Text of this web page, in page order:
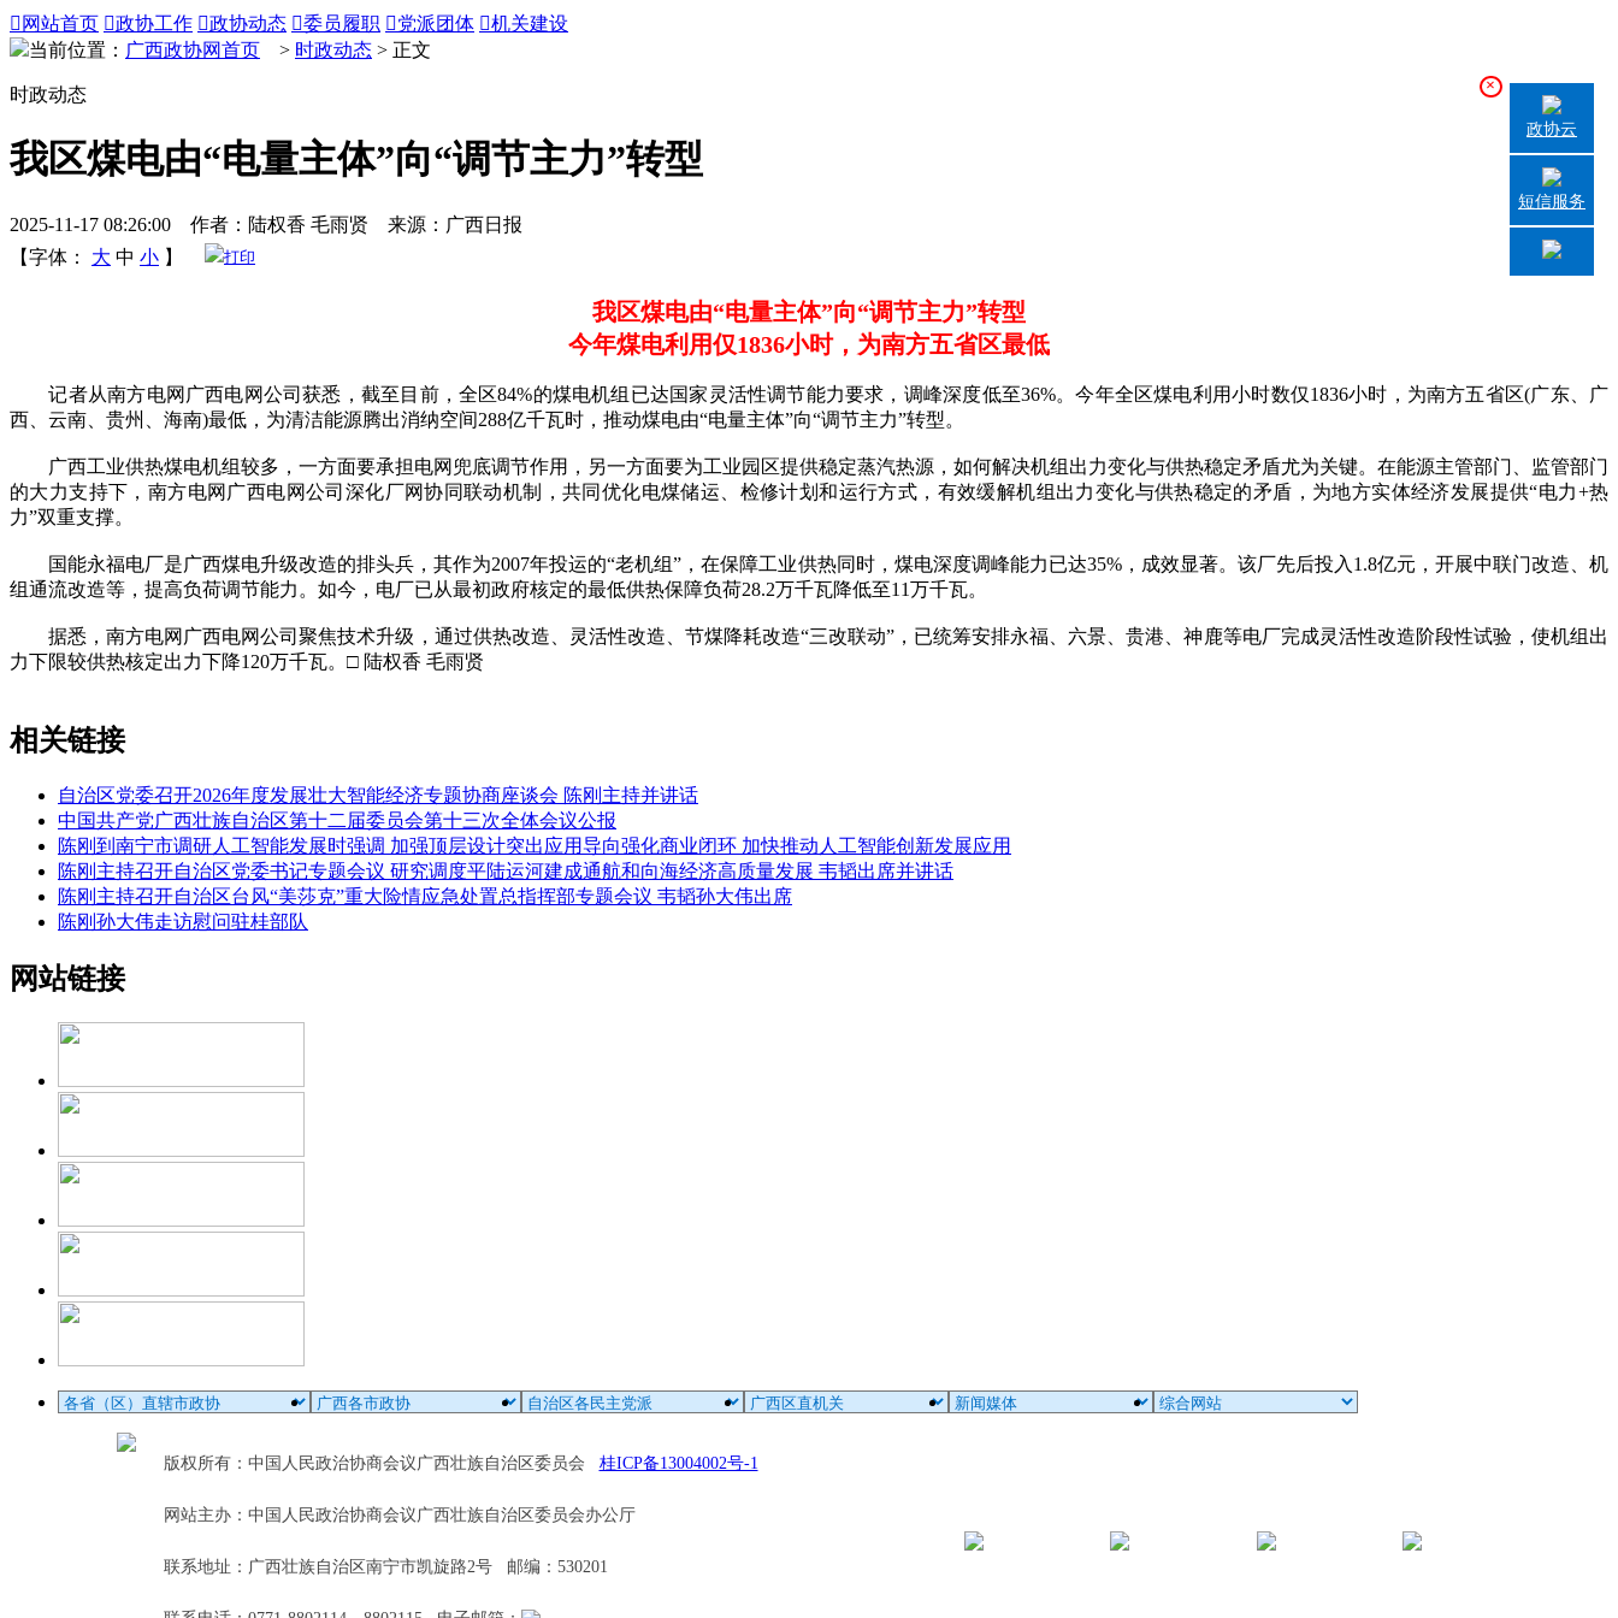
 网站首页 政协工作 政协动态 委员履职 党派团体 机关建设
当前位置： 广西政协网首页 > 时政动态 > 正文
时政动态
我区煤电由“电量主体”向“调节主力”转型
2025-11-17 08:26:00 作者：陆权香 毛雨贤 来源：广西日报
【字体：
大 中 小 】 打印
我区煤电由“电量主体”向“调节主力”转型
今年煤电利用仅1836小时，为南方五省区最低
记者从南方电网广西电网公司获悉，截至目前，全区84%的煤电机组已达国家灵活性调节能力要求，调峰深度低至36%。今年全区煤电利用小时数仅1836小时，为南方五省区(广东、广
西、云南、贵州、海南)最低，为清洁能源腾出消纳空间288亿千瓦时，推动煤电由“电量主体”向“调节主力”转型。
广西工业供热煤电机组较多，一方面要承担电网兜底调节作用，另一方面要为工业园区提供稳定蒸汽热源，如何解决机组出力变化与供热稳定矛盾尤为关键。在能源主管部门、监管部门
的大力支持下，南方电网广西电网公司深化厂网协同联动机制，共同优化电煤储运、检修计划和运行方式，有效缓解机组出力变化与供热稳定的矛盾，为地方实体经济发展提供“电力+热
力”双重支撑。
国能永福电厂是广西煤电升级改造的排头兵，其作为2007年投运的“老机组”，在保障工业供热同时，煤电深度调峰能力已达35%，成效显著。该厂先后投入1.8亿元，开展中联门改造、机
组通流改造等，提高负荷调节能力。如今，电厂已从最初政府核定的最低供热保障负荷28.2万千瓦降低至11万千瓦。
据悉，南方电网广西电网公司聚焦技术升级，通过供热改造、灵活性改造、节煤降耗改造“三改联动”，已统筹安排永福、六景、贵港、神鹿等电厂完成灵活性改造阶段性试验，使机组出
力下限较供热核定出力下降120万千瓦。□ 陆权香 毛雨贤
相关链接
自治区党委召开2026年度发展壮大智能经济专题协商座谈会 陈刚主持并讲话
中国共产党广西壮族自治区第十二届委员会第十三次全体会议公报
陈刚到南宁市调研人工智能发展时强调 加强顶层设计突出应用导向强化商业闭环 加快推动人工智能创新发展应用
陈刚主持召开自治区党委书记专题会议 研究调度平陆运河建成通航和向海经济高质量发展 韦韬出席并讲话
陈刚主持召开自治区台风“美莎克”重大险情应急处置总指挥部专题会议 韦韬孙大伟出席
陈刚孙大伟走访慰问驻桂部队
网站链接
版权所有：中国人民政治协商会议广西壮族自治区委员会 桂ICP备13004002号-1
网站主办：中国人民政治协商会议广西壮族自治区委员会办公厅
联系地址：广西壮族自治区南宁市凯旋路2号 邮编：530201
×
政协云
短信服务